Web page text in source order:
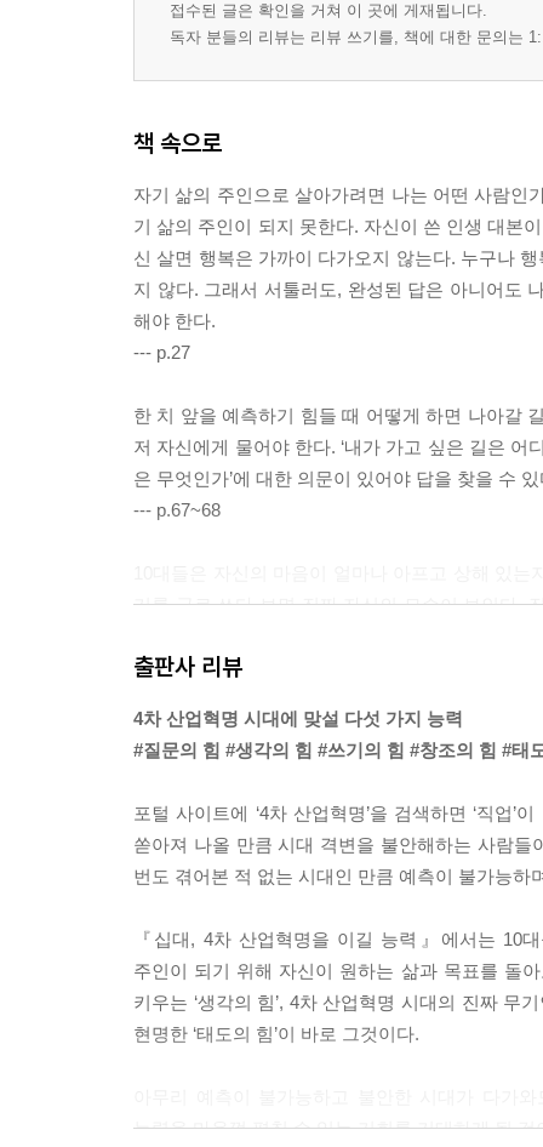
접수된 글은 확인을 거쳐 이 곳에 게재됩니다.
독자 분들의 리뷰는 리뷰 쓰기를, 책에 대한 문의는
책 속으로
자기 삶의 주인으로 살아가려면 나는 어떤 사람인
기 삶의 주인이 되지 못한다. 자신이 쓴 인생 대본
신 살면 행복은 가까이 다가오지 않는다. 누구나
지 않다. 그래서 서툴러도, 완성된 답은 아니어도
해야 한다.
--- p.27
한 치 앞을 예측하기 힘들 때 어떻게 하면 나아갈
저 자신에게 물어야 한다. ‘내가 가고 싶은 길은 어
은 무엇인가’에 대한 의문이 있어야 답을 찾을 수
--- p.67~68
기를 글로 쓰다 보면 진짜 자신의 모습이 보인다.
되고 명경지수로 변해 있을 것이다. 고요하고 깨
10대 시기에 새로운 뭔가를 만들어내는 일은 쉽지
과 자세가 창의성을 향상시키거나 없앨 수 있다.
해야 한다. 무례함을 무릅써야 할 때도 있다. 어떤
레리나의 모습 이면에는 틀어진 뼈와 딱딱한 굳
수하고 실패할 때마다 다시 일어서서 도전한 사람
--- p.127
인성을 보면 그 사람의 미래를 예측할 수 있다는
출판사 리뷰
4차 산업혁명 시대에 맞설 다섯 가지 능력
#질문의 힘 #생각의 힘 #쓰기의 힘 #창조의 힘 #태
포털 사이트에 ‘4차 산업혁명’을 검색하면 ‘직업
쏟아져 나올 만큼 시대 격변을 불안해하는 사람
번도 겪어본 적 없는 시대인 만큼 예측이 불가능
『십대, 4차 산업혁명을 이길 능력』에서는 10
주인이 되기 위해 자신이 원하는 삶과 목표를 돌
키우는 ‘생각의 힘’, 4차 산업혁명 시대의 진짜 무
현명한 ‘태도의 힘’이 바로 그것이다.
능력을 마음껏 펼칠 수 있는 기회를 기대하게 될 것